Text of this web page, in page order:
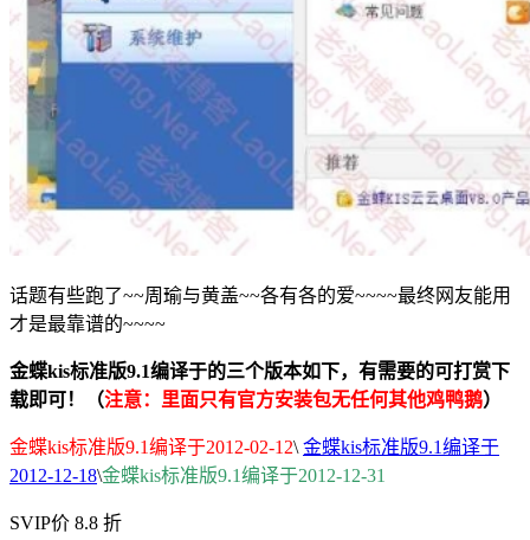
话题有些跑了~~周瑜与黄盖~~各有各的爱~~~~最终网友能用
才是最靠谱的~~~~
金蝶kis标准版9.1编译于的三个版本如下，有需要的可打赏下
载即可！（注意：里面只有官方安装包无任何其他鸡鸭鹅）
金蝶kis标准版9.1编译于2012-02-12\金蝶kis标准版9.1编译于
2012-12-18\金蝶kis标准版9.1编译于2012-12-31
SVIP价 8.8 折